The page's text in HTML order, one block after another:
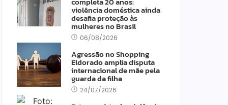
violência doméstica ainda
desafia proteção às
mulheres no Brasil
06/08/2026
Agressão no Shopping
Eldorado amplia disputa
internacional de mãe pela
guarda da filha
24/07/2026